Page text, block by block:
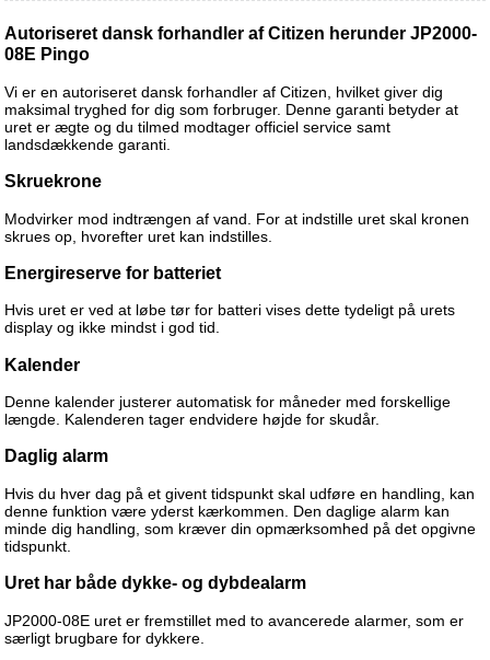
Autoriseret dansk forhandler af Citizen herunder JP2000-
08E Pingo
Vi er en autoriseret dansk forhandler af Citizen, hvilket giver dig
maksimal tryghed for dig som forbruger. Denne garanti betyder at
uret er ægte og du tilmed modtager officiel service samt
landsdækkende garanti.
Skruekrone
Modvirker mod indtrængen af vand. For at indstille uret skal kronen
skrues op, hvorefter uret kan indstilles.
Energireserve for batteriet
Hvis uret er ved at løbe tør for batteri vises dette tydeligt på urets
display og ikke mindst i god tid.
Kalender
Denne kalender justerer automatisk for måneder med forskellige
længde. Kalenderen tager endvidere højde for skudår.
Daglig alarm
Hvis du hver dag på et givent tidspunkt skal udføre en handling, kan
denne funktion være yderst kærkommen. Den daglige alarm kan
minde dig handling, som kræver din opmærksomhed på det opgivne
tidspunkt.
Uret har både dykke- og dybdealarm
JP2000-08E uret er fremstillet med to avancerede alarmer, som er
særligt brugbare for dykkere.